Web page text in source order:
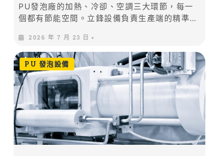
PU發泡廠的加熱、冷卻、空調三大環節，每一
個都有節能空間。立鋒設備負責生產端的精準溫
文提供可落地的三段節能攻略。
2026 年 7 月 23 日 •
PU 發泡設備